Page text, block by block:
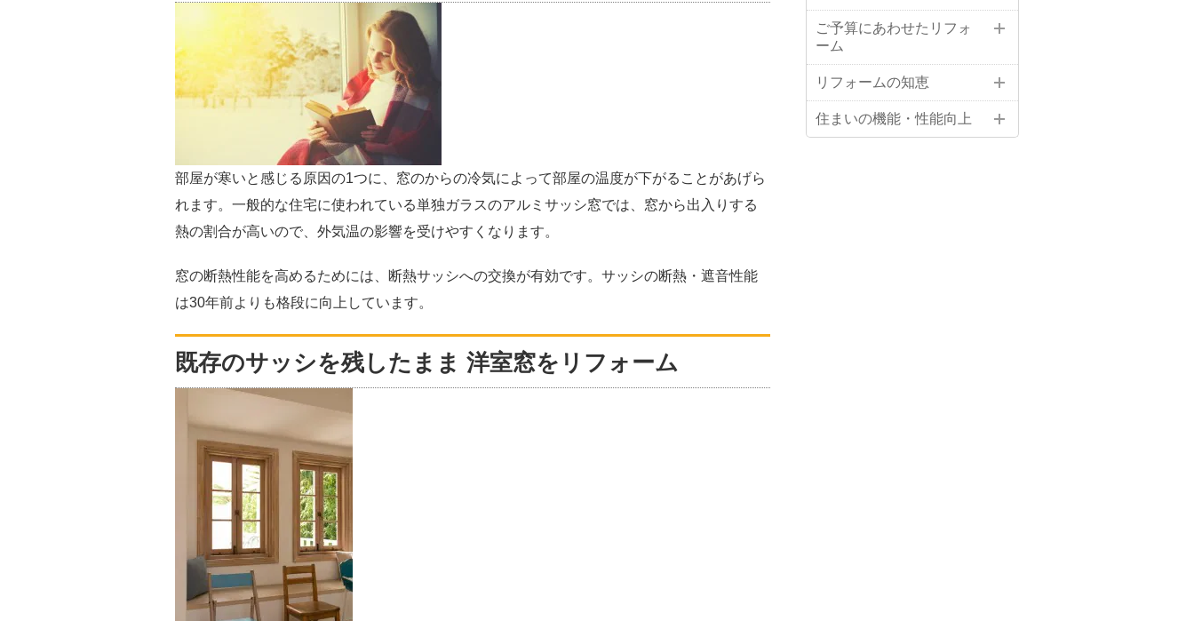
部屋が寒いと感じる原因の1つに、窓のからの冷気によって部屋の温度が下がることがあげら
れます。一般的な住宅に使われている単独ガラスのアルミサッシ窓では、窓から出入りする
熱の割合が高いので、外気温の影響を受けやすくなります。
窓の断熱性能を高めるためには、断熱サッシへの交換が有効です。サッシの断熱・遮音性能
は30年前よりも格段に向上しています。
既存のサッシを残したまま 洋室窓をリフォーム
ご予算にあわせたリフォ
ーム
リフォームの知恵
住まいの機能・性能向上